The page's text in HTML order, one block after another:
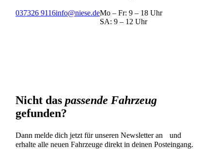
037326 9116info@niese.deMo – Fr: 9 – 18 Uhr
SA: 9 – 12 Uhr
Nicht das passende Fahrzeug
gefunden?
Dann melde dich jetzt für unseren Newsletter an und
erhalte alle neuen Fahrzeuge direkt in deinen Posteingang.